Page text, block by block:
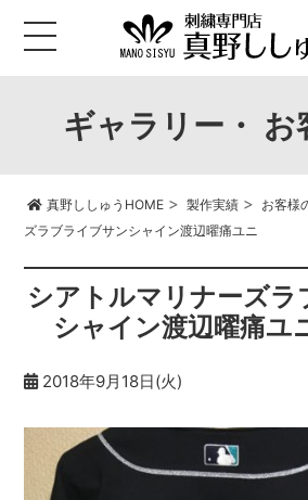
ギャラリー・ お
真野ししゅうHOME> 製作実績> お客様
ズラブライブサンシャイン渡辺曜痛ユニ
シアトルマリナーズラ
シャイン渡辺曜痛ユ
2018年9月18日(火)